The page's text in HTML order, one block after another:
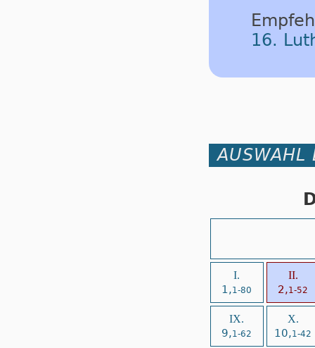
16.
AUSWAHL
I.
1,1-80
II.
2,1-52
IX.
9,1-62
X.
10,1-42